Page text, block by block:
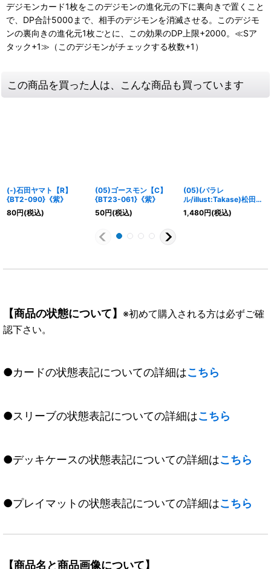
デジモンカード1枚をこのデジモンの進化元の下に裏向きで置くこと
で、DP合計5000まで、相手のデジモンを消滅させる。このデジモ
ンの裏向きの進化元1枚ごとに、この効果のDP上限+2000。≪Sア
タック+1≫（このデジモンがチェックする枚数+1）
この商品を買った人は、こんな商品も買っています
(-)石田ヤマト【R】
{BT2-090}《紫》
80円(税込)
(05)ゴースモン【C】
{BT23-061}《紫》
50円(税込)
(05)(パラレ
ル/illust:Takase)松田啓
人【SR-P】{BT21-
089}《多》
1,480円(税込)
【商品の状態について】 ※初めて購入される方は必ずご確
認下さい。
●カードの状態表記についての詳細はこちら
●スリーブの状態表記についての詳細はこちら
●デッキケースの状態表記についての詳細はこちら
●プレイマットの状態表記についての詳細はこちら
【商品名と商品画像について】